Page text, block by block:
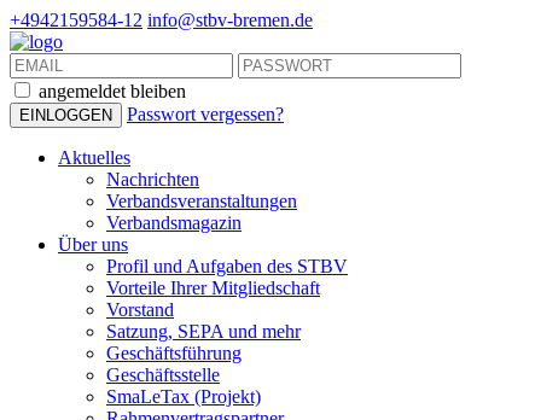
+4942159584-12 info@stbv-bremen.de
angemeldet bleiben
Passwort vergessen?
Aktuelles
Nachrichten
Verbandsveranstaltungen
Verbandsmagazin
Über uns
Profil und Aufgaben des STBV
Vorteile Ihrer Mitgliedschaft
Vorstand
Satzung, SEPA und mehr
Geschäftsführung
Geschäftsstelle
SmaLeTax (Projekt)